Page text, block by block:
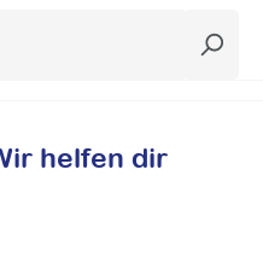
helfen dir